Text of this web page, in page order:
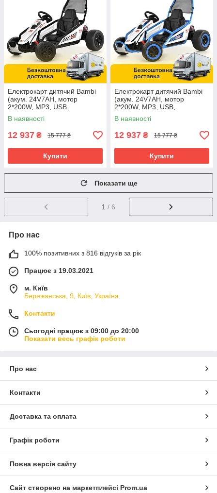
Електрокарт дитячий Bambi
(акум. 24V7AH, мотор
2*200W, MP3, USB,
BLUETOOTH) M 6374EL-
1(24V) Білий
В наявності
12 937 ₴ 15 777 ₴
Купити
Електрокарт дитячий Bambi
(акум. 24V7AH, мотор
2*200W, MP3, USB,
BLUETOOTH) M 6374EL-
4(24V) Синій
В наявності
12 937 ₴ 15 777 ₴
Купити
Показати ще
1 / 6
Про нас
100% позитивних з 816 відгуків за рік
Працює з 19.03.2021
м. Київ
Бережанська, 9, Київ, Україна
Контакти
Сьогодні працює з 09:00 до 20:00
Показати весь графік роботи
Про нас
Контакти
Доставка та оплата
Графік роботи
Повна версія сайту
Сайт створено на маркетплейсі Prom.ua